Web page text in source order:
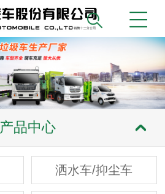
产品中心
洒水车/抑尘车